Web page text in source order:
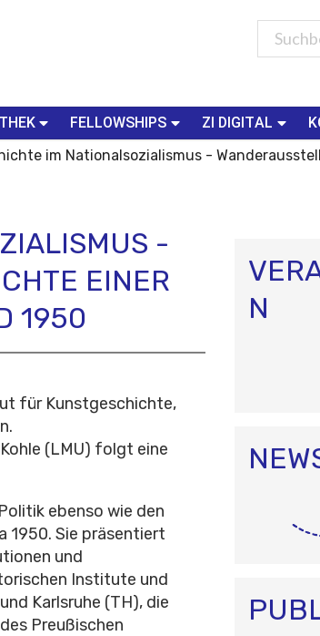
FELLOWSHIPS ZI DIGITAL
im Nationalsozialismus -
-
EINER
1950
für Kunstgeschichte,
(LMU) folgt eine
ebenso wie den
1950. Sie präsentiert
und
Institute und
Karlsruhe (TH), die
Preußischen
N